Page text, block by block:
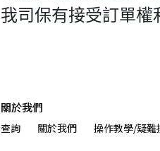
我司保有接受訂單權
關於我們
查詢 關於我們 操作教學/疑難